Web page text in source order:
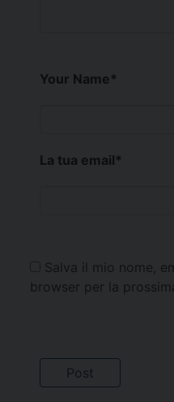
Your Name*
La tua email*
Salva il mio nome,
browser per la